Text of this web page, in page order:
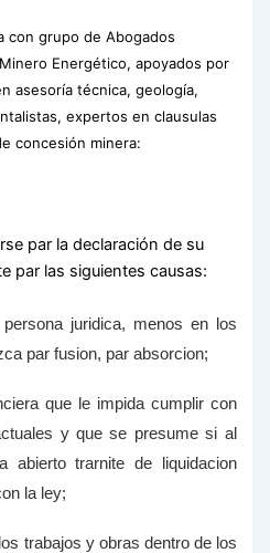
con grupo de Abogados
Energético, apoyados por
asesoría técnica, geología,
expertos en clausulas
concesión minera:
par la declaración de su
par las siguientes causas:
juridica, menos en los
par fusion, par absorcion;
que le impida cumplir con
y que se presume si al
abierto trarnite de liquidacion
la ley;
trabajos y obras dentro de los